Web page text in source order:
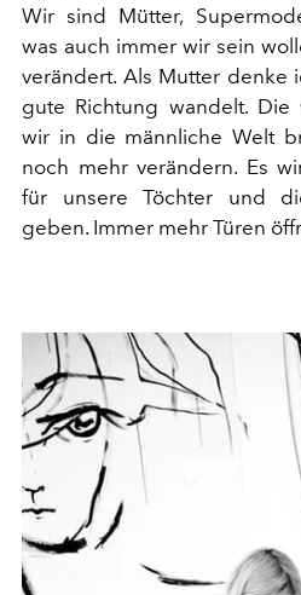
Wir sind Mütter,
was auch immer wir sein
verändert. Als Mutter denke
gute Richtung wandelt.
wir in die männliche Welt
noch mehr verändern. Es
für unsere Töchter und
geben. Immer mehr Türen